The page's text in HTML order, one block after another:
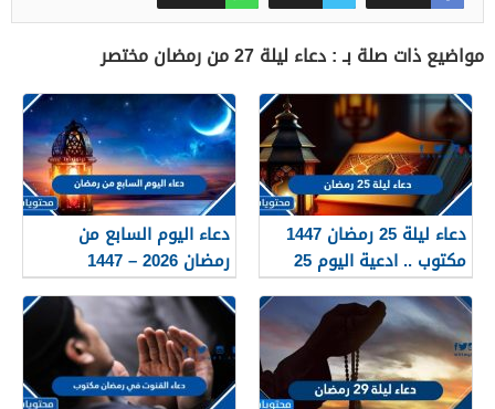
مواضيع ذات صلة بـ : دعاء ليلة 27 من رمضان مختصر
دعاء ليلة 25 رمضان 1447
مكتوب .. ادعية اليوم 25
الخامس والعشرون من
رمضان
دعاء اليوم السابع من
رمضان 2026 – 1447